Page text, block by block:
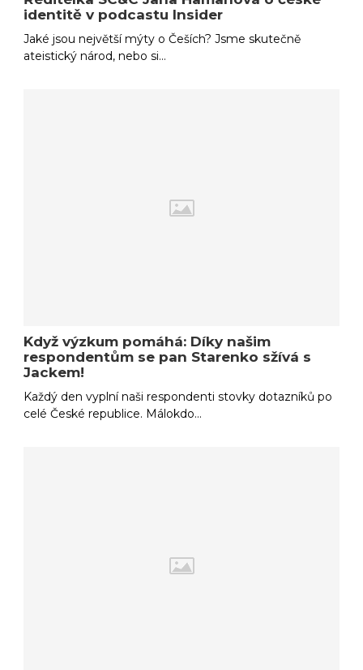
identitě v podcastu Insider
Jaké jsou největší mýty o Češích? Jsme skutečně
ateistický národ, nebo si…
Když výzkum pomáhá: Díky našim
respondentům se pan Starenko sžívá s
Jackem!
Každý den vyplní naši respondenti stovky dotazníků po
celé České republice. Málokdo…